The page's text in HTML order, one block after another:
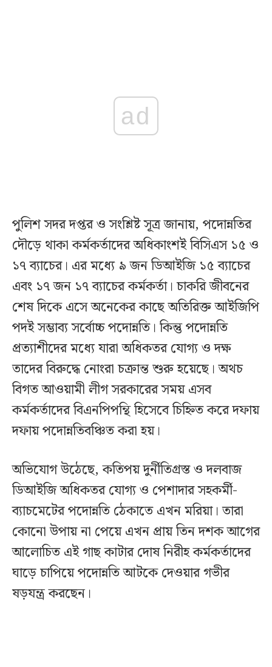
ad
পুলিশ সদর দপ্তর ও সংশ্লিষ্ট সূত্র জানায়, পদোন্নতির
দৌড়ে থাকা কর্মকর্তাদের অধিকাংশই বিসিএস ১৫ ও
১৭ ব্যাচের। এর মধ্যে ৯ জন ডিআইজি ১৫ ব্যাচের
এবং ১৭ জন ১৭ ব্যাচের কর্মকর্তা। চাকরি জীবনের
শেষ দিকে এসে অনেকের কাছে অতিরিক্ত আইজিপি
পদই সম্ভাব্য সর্বোচ্চ পদোন্নতি। কিন্তু পদোন্নতি
প্রত্যাশীদের মধ্যে যারা অধিকতর যোগ্য ও দক্ষ
তাদের বিরুদ্ধে নোংরা চক্রান্ত শুরু হয়েছে। অথচ
বিগত আওয়ামী লীগ সরকারের সময় এসব
কর্মকর্তাদের বিএনপিপন্থি হিসেবে চিহ্নিত করে দফায়
দফায় পদোন্নতিবঞ্চিত করা হয়।
অভিযোগ উঠেছে, কতিপয় দুর্নীতিগ্রস্ত ও দলবাজ
ডিআইজি অধিকতর যোগ্য ও পেশাদার সহকর্মী-
ব্যাচমেটের পদোন্নতি ঠেকাতে এখন মরিয়া। তারা
কোনো উপায় না পেয়ে এখন প্রায় তিন দশক আগের
আলোচিত এই গাছ কাটার দোষ নিরীহ কর্মকর্তাদের
ঘাড়ে চাপিয়ে পদোন্নতি আটকে দেওয়ার গভীর
ষড়যন্ত্র করছেন।